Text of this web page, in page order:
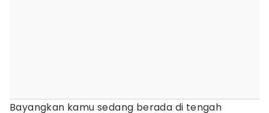
Bayangkan kamu sedang berada di tengah